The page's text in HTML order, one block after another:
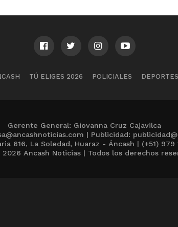
TÚ ELIGES 2026 POLICIALES DEPORTES
Gerente General: Giovanna Cruz Cajavilca
| Publicidad:
616, La Soledad, Huaraz - Áncash | (+51) 979
Ancash Noticias | Todos los derechos